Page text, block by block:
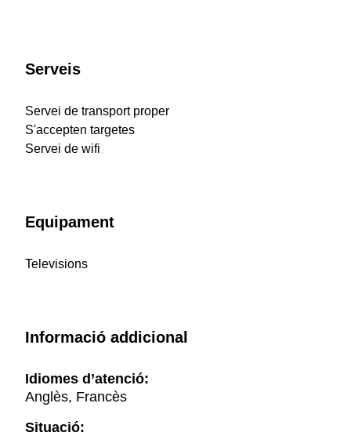
Serveis
Servei de transport proper
S'accepten targetes
Servei de wifi
Equipament
Televisions
Informació addicional
Idiomes d’atenció:
Anglès, Francès
Situació: